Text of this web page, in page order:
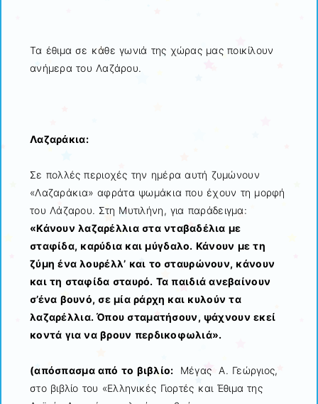
Τα έθιμα σε κάθε γωνιά της χώρας μας ποικίλουν
ανήμερα του Λαζάρου.
Λαζαράκια:
Σε πολλές περιοχές την ημέρα αυτή ζυμώνουν
«Λαζαράκια» αφράτα ψωμάκια που έχουν τη μορφή
του Λάζαρου. Στη Μυτιλήνη, για παράδειγμα:
«Κάνουν λαζαρέλλια στα νταβαδέλια με
σταφίδα, καρύδια και μύγδαλο. Κάνουν με τη
ζύμη ένα λουρέλλ’ και το σταυρώνουν, κάνουν
και τη σταφίδα σταυρό. Τα παιδιά ανεβαίνουν
σ’ένα βουνό, σε μία ράρχη και κυλούν τα
λαζαρέλλια. Όπου σταματήσουν, ψάχνουν εκεί
κοντά για να βρουν περδικοφωλιά».
(απόσπασμα από το βιβλίο:
Μέγας Α. Γεώργιος,
στο βιβλίο του «Ελληνικές Γιορτές και Έθιμα της